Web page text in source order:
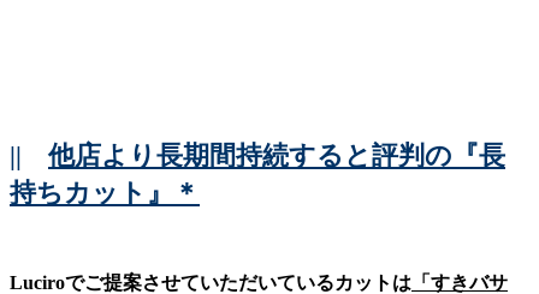
|| 他店より長期間持続すると評判の『長
持ちカット』＊
Luciroでご提案させていただいているカットは 「すきバサ